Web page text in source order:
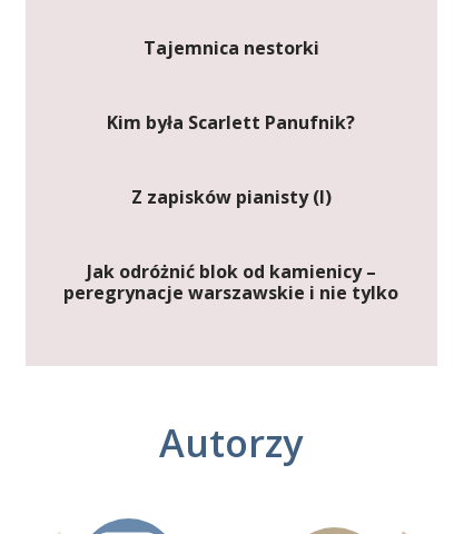
Tajemnica nestorki
Kim była Scarlett Panufnik?
Z zapisków pianisty (I)
Jak odróżnić blok od kamienicy –
peregrynacje warszawskie i nie tylko
Autorzy